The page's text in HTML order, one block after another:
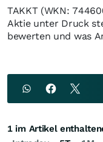
TAKKT (WKN:
Aktie unter Druck
bewerten und was
1 im Artikel